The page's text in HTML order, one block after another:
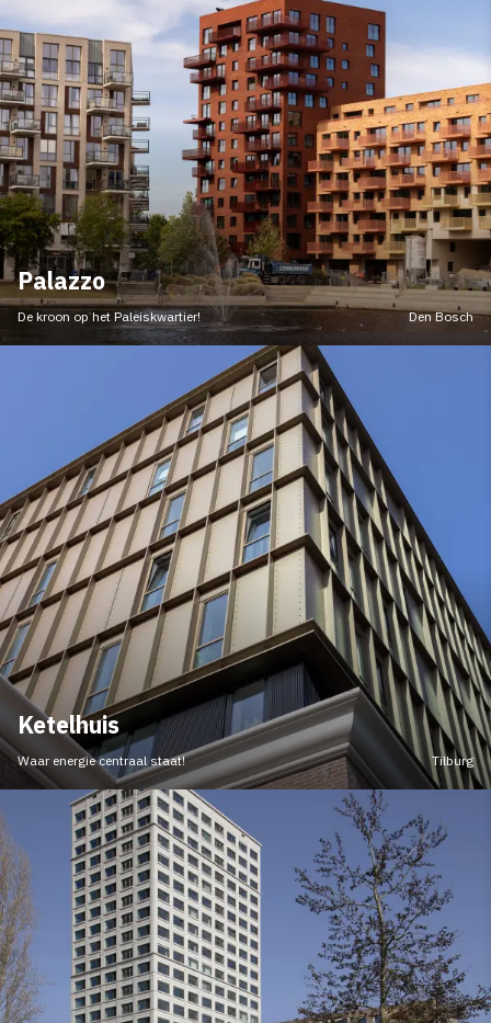
Palazzo
De kroon op het Paleiskwartier! Den Bosch
Ketelhuis
Waar energie centraal staat! Tilburg